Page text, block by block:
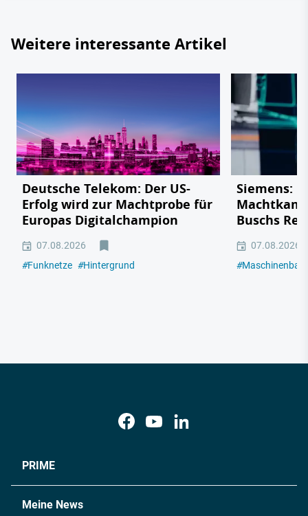
Weitere interessante Artikel
Deutsche Telekom: Der US-
Erfolg wird zur Machtprobe für
Europas Digitalchampion
07.08.2026
#Funknetze #Hintergrund
Siemens:
Buschs
07.08.2026
#Maschinenbau
PRIME
Meine News